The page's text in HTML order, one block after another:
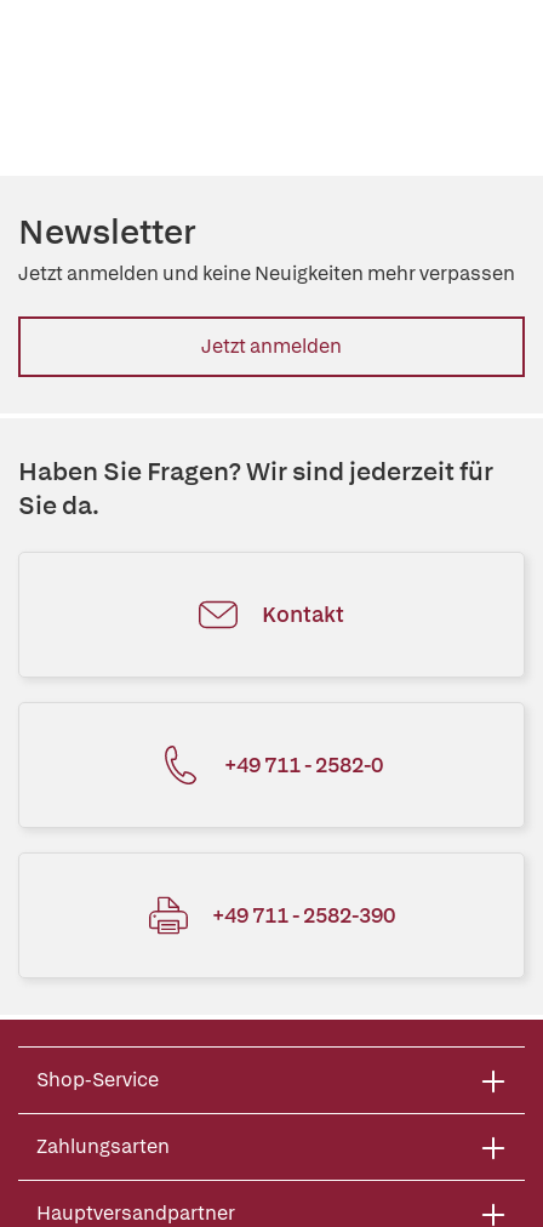
Newsletter
Jetzt anmelden und keine Neuigkeiten mehr verpassen
Jetzt anmelden
Haben Sie Fragen? Wir sind jederzeit für
Sie da.
Kontakt
+49 711 - 2582-0
+49 711 - 2582-390
Shop-Service
Zahlungsarten
Hauptversandpartner